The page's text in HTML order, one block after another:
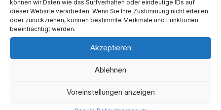
können wir Daten wie das Surfverhalten oder eindeutige IDs auf
dieser Website verarbeiten. Wenn Sie Ihre Zustimmung nicht erteilen
oder zurückziehen, können bestimmte Merkmale und Funktionen
beeinträchtigt werden.
Akzeptieren
Ablehnen
Voreinstellungen anzeigen
August 2026
Previous
Month
Next
Month
Mo Di
Skip
days
30 31
6
12 13